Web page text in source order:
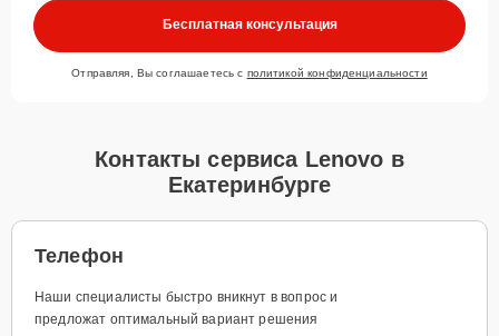
Бесплатная консультация
Отправляя, Вы соглашаетесь с политикой конфиденциальности
Контакты сервиса Lenovo в
Екатеринбурге
Телефон
Наши специалисты быстро вникнут в вопрос и
предложат оптимальный вариант решения